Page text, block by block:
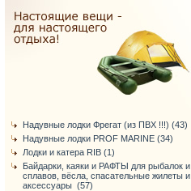
Надувные лодки Фрегат (из ПВХ !!!) (43)
Надувные лодки PROF MARINE (34)
Лодки и катера RIB (1)
Байдарки, каяки и РАФТЫ для рыбалок и
сплавов, вёсла, спасательные жилеты и
аксессуары (57)